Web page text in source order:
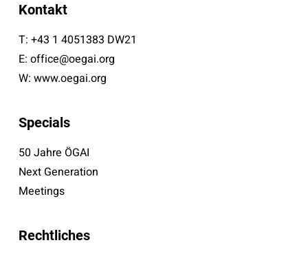
Kontakt
T: +43 1 4051383 DW21
E: office@oegai.org
W: www.oegai.org
Specials
50 Jahre ÖGAI
Next Generation
Meetings
Rechtliches